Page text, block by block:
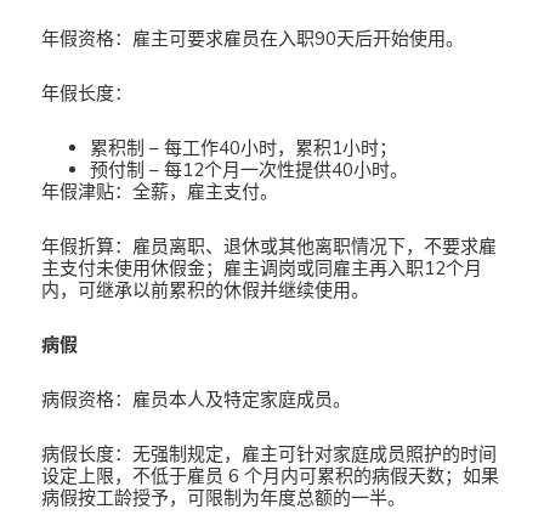
年假资格：雇主可要求雇员在入职90天后开始使用。
年假长度：
累积制 – 每工作40小时，累积1小时；
预付制 – 每12个月一次性提供40小时。
年假津贴：全薪，雇主支付。
年假折算：雇员离职、退休或其他离职情况下，不要求雇
主支付未使用休假金；雇主调岗或同雇主再入职12个月
内，可继承以前累积的休假并继续使用。
病假
病假资格：雇员本人及特定家庭成员。
病假长度：无强制规定，雇主可针对家庭成员照护的时间
设定上限，不低于雇员 6 个月内可累积的病假天数；如果
病假按工龄授予，可限制为年度总额的一半。